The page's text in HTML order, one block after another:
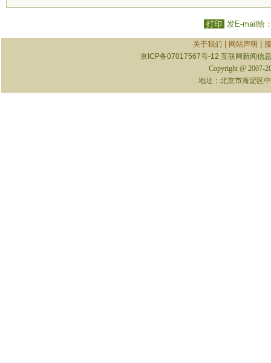
打印 发E-mail给
关于我们 网站声明
京ICP备07017567号-12 互联网新闻信
Copyright @ 2007-
地址：北京市海淀区